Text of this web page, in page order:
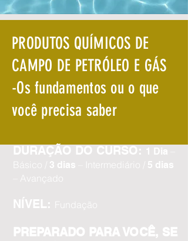
PRODUTOS QUÍMICOS DE
CAMPO DE PETRÓLEO E GÁS
-Os fundamentos ou o que
você precisa saber
DURAÇÃO DO CURSO: 1 Dia
Básico / 3 dias – Intermediário / 5 dias
– Avançado
NÍVEL: Fundação
PREPARADO PARA VOCÊ, SE